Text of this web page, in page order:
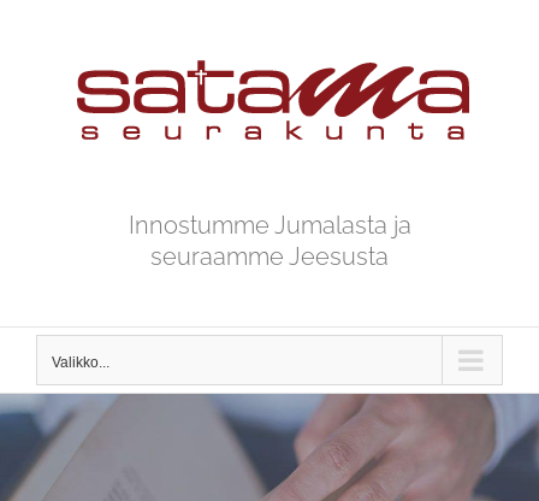
Innostumme Jumalasta ja
seuraamme Jeesusta
Valikko...